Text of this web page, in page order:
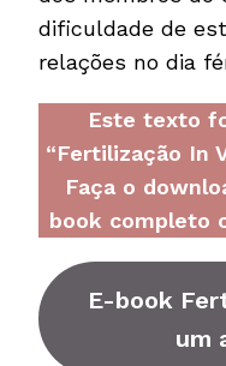
dificuldade de
relações no dia
Este texto
“Fertilização In
Faça o
book completo
E-book
um